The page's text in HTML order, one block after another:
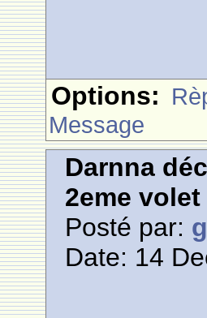
Options:
Message
Darnna
2eme volet
Posté par:
Date: 14